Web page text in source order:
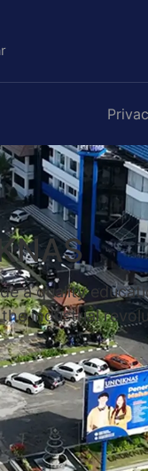
a quality
industrial